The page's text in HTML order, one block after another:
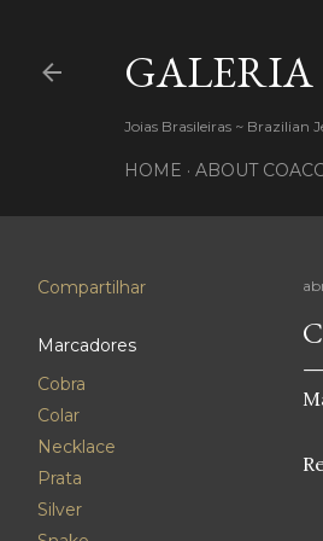
Joias Brasileiras ~ Brazilian
HOME ABOUT
Compartilhar
Marcadores
Cobra
Colar
Necklace
Prata
Silver